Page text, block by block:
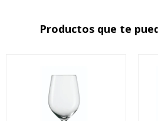
Productos que te